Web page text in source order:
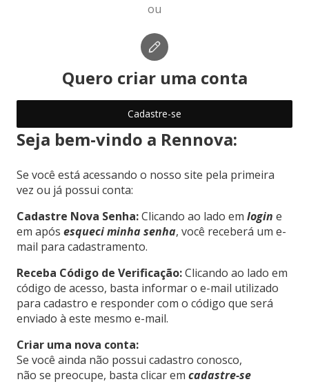
Seja bem-vindo a Rennova:
Se você está acessando o nosso site pela primeira
vez ou já possui conta:
Cadastre Nova Senha:Clicando ao lado em login e
em após esqueci minha senha, você receberá um e-
mail para cadastramento.
Receba Código de Verificação:Clicando ao lado em
código de acesso, basta informar o e-mail utilizado
para cadastro e responder com o código que será
enviado à este mesmo e-mail.
Criar uma nova conta:
Se você ainda não possui cadastro conosco,
não se preocupe, basta clicar em cadastre-se
ou
Quero criar uma conta
Cadastre-se